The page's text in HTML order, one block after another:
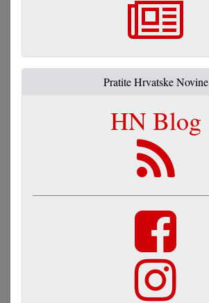
Pratite Hrvatske Novine
HN Blog